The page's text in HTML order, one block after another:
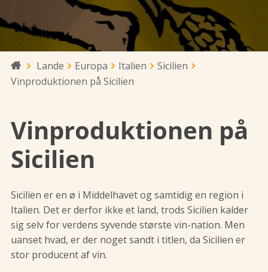
 Lande Europa Italien
Sicilien
Vinproduktionen på Sicilien
Vinproduktionen på
Sicilien
Sicilien er en ø i Middelhavet og samtidig en region i
Italien. Det er derfor ikke et land, trods Sicilien kalder
sig selv for verdens syvende største vin-nation. Men
uanset hvad, er der noget sandt i titlen, da Sicilien er
stor producent af vin.